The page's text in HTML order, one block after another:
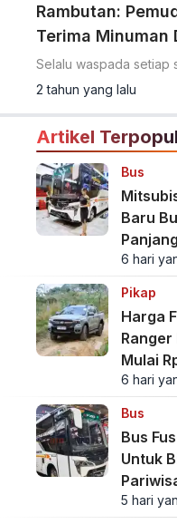
Rambutan:
Terima Minuman
Selalu waspada setiap
2 tahun yang lalu
Artikel
Bus
Baru
Panjang
6 hari
Pikap
Harga
Ranger
Mulai
6 hari
Bus
Bus
Untuk
5 hari